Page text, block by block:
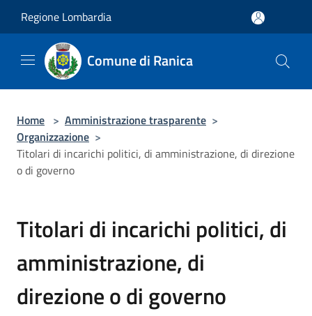
Regione Lombardia
Comune di Ranica
Home > Amministrazione trasparente >
Organizzazione >
Titolari di incarichi politici, di amministrazione, di direzione
o di governo
Titolari di incarichi politici, di
amministrazione, di
direzione o di governo